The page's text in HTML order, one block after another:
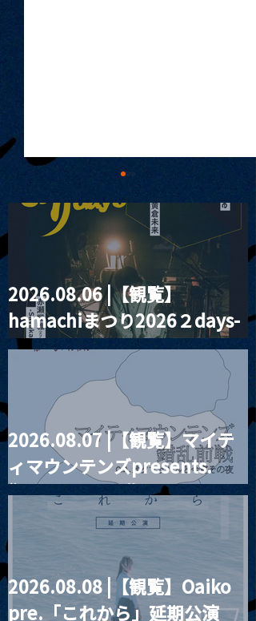
MoonRomantic
Channel1周年記念Live
2026.08.06 |【観覧】
hamachiまつり2026２days-
月見ル君想フ編②
2026.08.07 |【観覧】マイテ
ィマウンテンズpresents.
“HALL-IN-ONE”
2026.08.08 |【観覧】Oaiko
pre.「これから」延期公演